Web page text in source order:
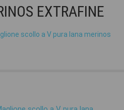
EXTRAFINE
scollo a V pura lana merinos